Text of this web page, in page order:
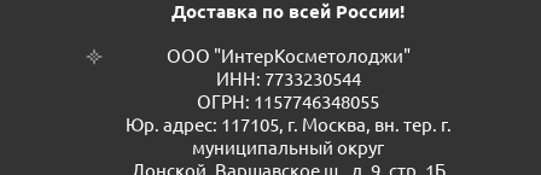
Доставка по всей России!
ООО "ИнтерКосметолоджи"
ИНН: 7733230544
ОГРН: 1157746348055
Юр. адрес: 117105, г. Москва, вн. тер. г.
муниципальный округ
Донской, Варшавское ш., д. 9, стр. 1Б